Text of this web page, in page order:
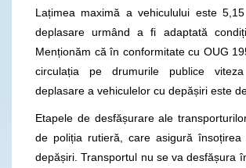
Lațimea maximă a vehiculului este
deplasare urmând a fi adaptată
Menționăm că în conformitate cu OUG
circulația pe drumurile publice
deplasare a vehiculelor cu depășiri este
Etapele de desfășurare ale
de poliția rutieră, care asigură însoțirea
depășiri. Transportul nu se va desfășura